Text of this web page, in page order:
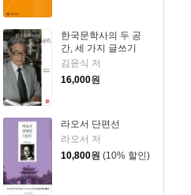
한국문학사의 두 공
간, 세 가지 글쓰기
김윤식 저
16,000원
라오서 단편선
라오서 저
10,800원 (10% 할인)